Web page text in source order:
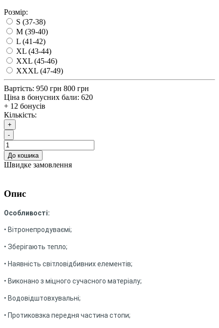
Розмір:
S (37-38)
M (39-40)
L (41-42)
XL (43-44)
XXL (45-46)
XXXL (47-49)
Вартість: 950 грн 800 грн
Ціна в бонусних бали: 620
+ 12 бонусів
Кількість:
+
-
До кошика
Швидке замовлення
Опис
Особливості:
• Вітронепродуваємі;
• Зберігають тепло;
• Наявність світловідбивних елементів;
• Виконано з міцного сучасного матеріалу;
• Водовідштовхувальні;
• Протиковзка передня частина стопи;